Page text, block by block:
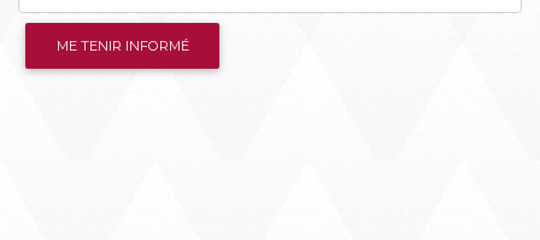
ME TENIR INFORMÉ